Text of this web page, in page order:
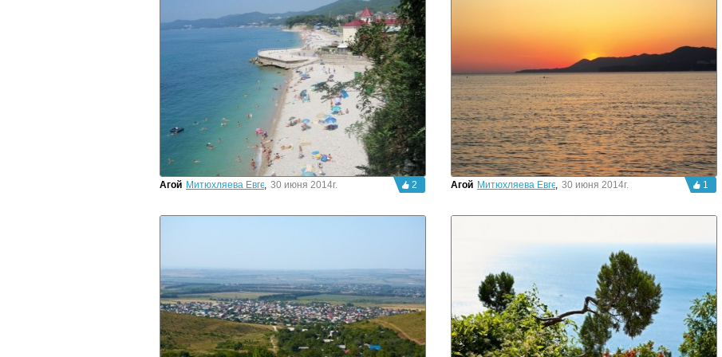
Агой Митюхляева Евгения
, 30 июня 2014г. 2 Агой Митюхляева Евгения
, 30 июня 2014г. 1